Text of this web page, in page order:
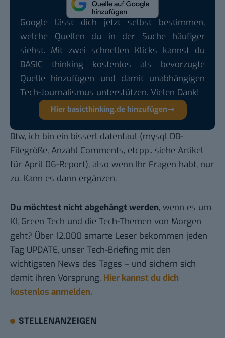
Google lässt dich jetzt selbst bestimmen,
welche Quellen du in der Suche häufiger
siehst. Mit zwei schnellen Klicks kannst du
BASIC thinking kostenlos als bevorzugte
Quelle hinzufügen und damit unabhängigen
Tech-Journalismus unterstützen. Vielen Dank!
Hier basicthinking.de hinzufügen
Btw, ich bin ein bisserl datenfaul (mysql DB-
Filegröße, Anzahl Comments, etcpp.. siehe Artikel
für April 06-Report), also wenn Ihr Fragen habt, nur
zu. Kann es dann ergänzen.
Du möchtest nicht abgehängt werden, wenn es um
KI, Green Tech und die Tech-Themen von Morgen
geht? Über 12.000 smarte Leser bekommen jeden
Tag UPDATE, unser Tech-Briefing mit den
wichtigsten News des Tages – und sichern sich
damit ihren Vorsprung. Hier kannst du dich
kostenlos anmelden.
STELLENANZEIGEN